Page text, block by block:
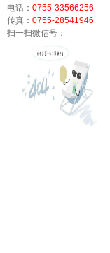
电话： 0755-33566256
传真： 0755-28541946
扫一扫微信号：